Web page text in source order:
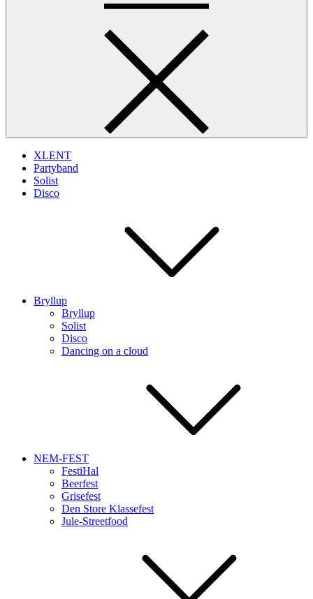
XLENT
Partyband
Solist
Disco
Bryllup
Bryllup
Solist
Disco
Dancing on a cloud
NEM-FEST
FestiHal
Beerfest
Grisefest
Den Store Klassefest
Jule-Streetfood